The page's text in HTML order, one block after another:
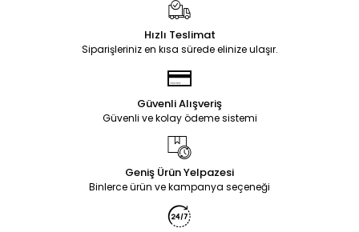
Hızlı Teslimat
Siparişleriniz en kısa sürede elinize ulaşır.
Güvenli Alışveriş
Güvenli ve kolay ödeme sistemi
Geniş Ürün Yelpazesi
Binlerce ürün ve kampanya seçeneği